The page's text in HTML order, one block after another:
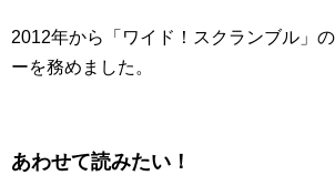
2012年から「ワイド！スクランブル」
ーを務めました。
あわせて読みたい！